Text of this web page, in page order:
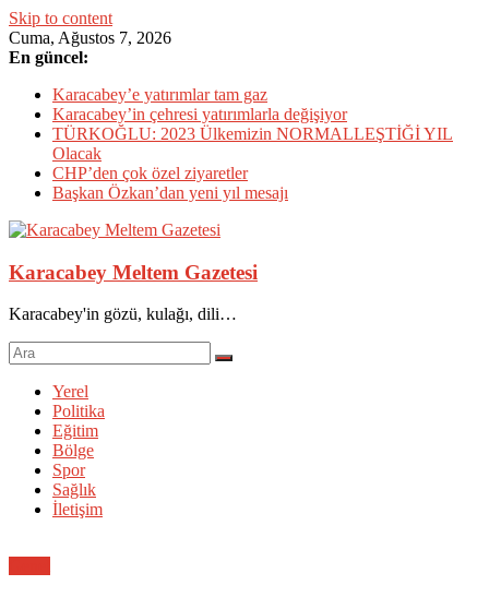
Skip to content
Cuma, Ağustos 7, 2026
En güncel:
Karacabey’e yatırımlar tam gaz
Karacabey’in çehresi yatırımlarla değişiyor
TÜRKOĞLU: 2023 Ülkemizin NORMALLEŞTİĞİ YIL
Olacak
CHP’den çok özel ziyaretler
Başkan Özkan’dan yeni yıl mesajı
Karacabey Meltem Gazetesi
Karacabey'in gözü, kulağı, dili…
Yerel
Politika
Eğitim
Bölge
Spor
Sağlık
İletişim